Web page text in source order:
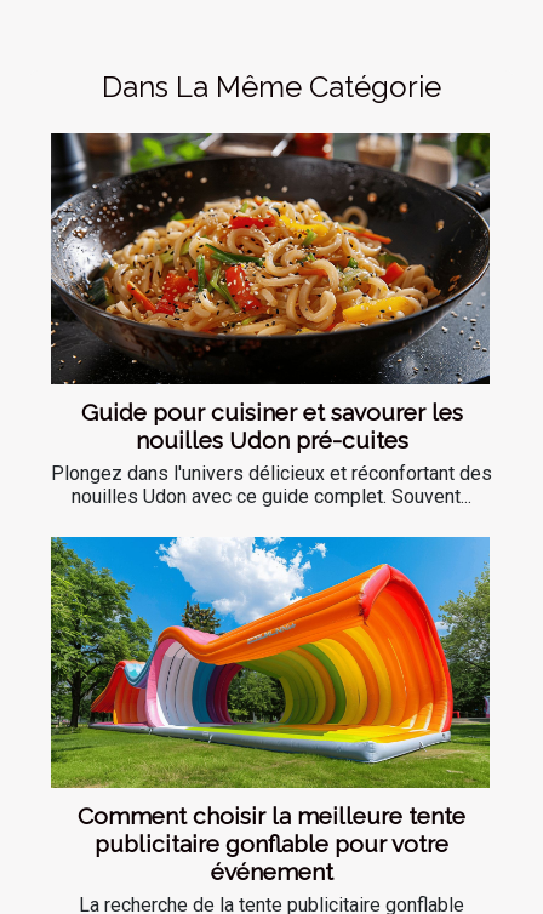
Dans La Même Catégorie
Guide pour cuisiner et savourer les
nouilles Udon pré-cuites
Plongez dans l'univers délicieux et réconfortant des
nouilles Udon avec ce guide complet. Souvent...
Comment choisir la meilleure tente
publicitaire gonflable pour votre
événement
La recherche de la tente publicitaire gonflable